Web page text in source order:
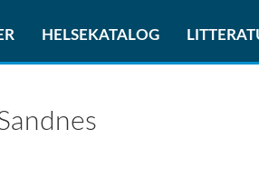
HELSEKATALOG